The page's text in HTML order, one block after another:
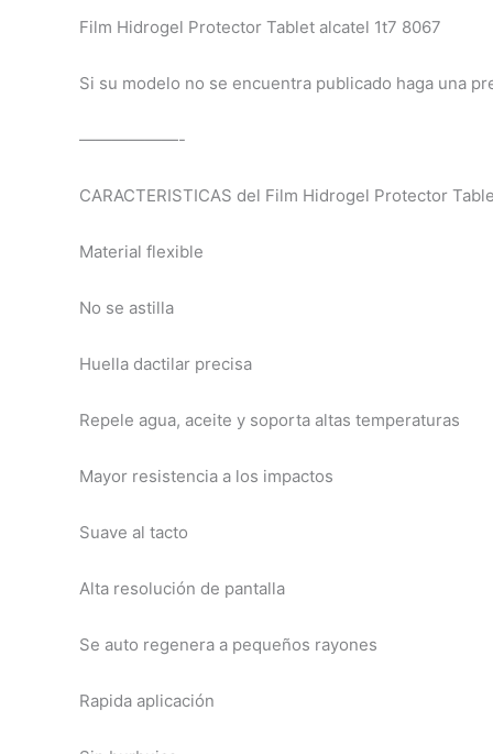
Film Hidrogel Protector Tablet alcatel 1t7 8067
Si su modelo no se encuentra publicado haga una
——————-
CARACTERISTICAS del Film Hidrogel Protector
Material flexible
No se astilla
Huella dactilar precisa
Repele agua, aceite y soporta altas temperaturas
Mayor resistencia a los impactos
Suave al tacto
Alta resolución de pantalla
Se auto regenera a pequeños rayones
Rapida aplicación